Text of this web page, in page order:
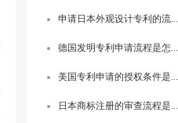
申请日本外观设计专利的流...
德国发明专利申请流程是怎...
美国专利申请的授权条件是...
日本商标注册的审查流程是...